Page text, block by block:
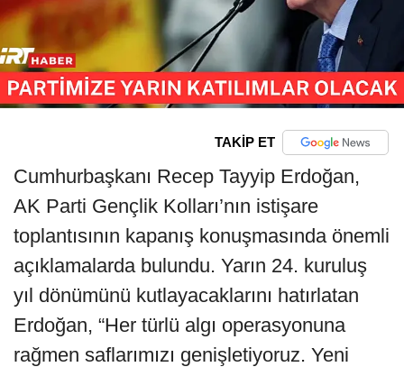
TAKİP ET
Cumhurbaşkanı Recep Tayyip Erdoğan,
AK Parti Gençlik Kolları’nın istişare
toplantısının kapanış konuşmasında önemli
açıklamalarda bulundu. Yarın 24. kuruluş
yıl dönümünü kutlayacaklarını hatırlatan
Erdoğan, “Her türlü algı operasyonuna
rağmen saflarımızı genişletiyoruz. Yeni